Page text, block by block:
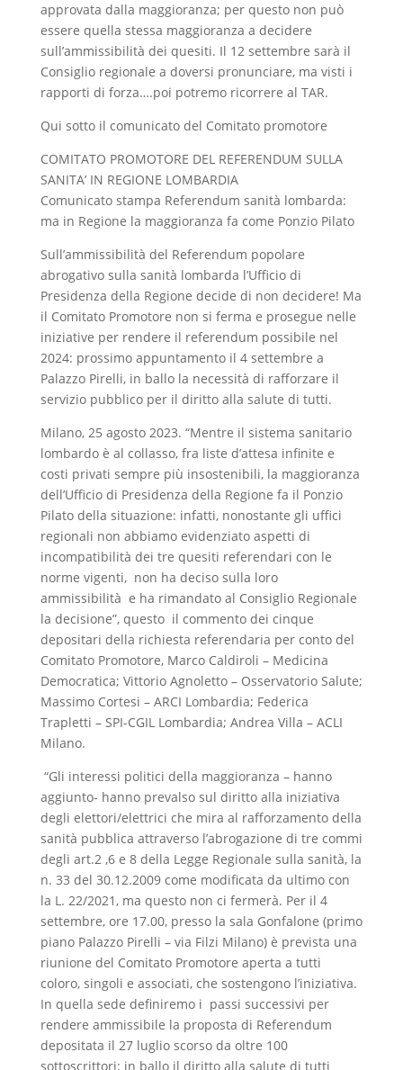
approvata dalla maggioranza; per questo non può
essere quella stessa maggioranza a decidere
sull’ammissibilità dei quesiti. Il 12 settembre sarà il
Consiglio regionale a doversi pronunciare, ma visti i
rapporti di forza….poi potremo ricorrere al TAR.
Qui sotto il comunicato del Comitato promotore
COMITATO PROMOTORE DEL REFERENDUM SULLA
SANITA’ IN REGIONE LOMBARDIA
Comunicato stampa Referendum sanità lombarda:
ma in Regione la maggioranza fa come Ponzio Pilato
Sull’ammissibilità del Referendum popolare
abrogativo sulla sanità lombarda l’Ufficio di
Presidenza della Regione decide di non decidere! Ma
il Comitato Promotore non si ferma e prosegue nelle
iniziative per rendere il referendum possibile nel
2024: prossimo appuntamento il 4 settembre a
Palazzo Pirelli, in ballo la necessità di rafforzare il
servizio pubblico per il diritto alla salute di tutti.
Milano, 25 agosto 2023. “Mentre il sistema sanitario
lombardo è al collasso, fra liste d’attesa infinite e
costi privati sempre più insostenibili, la maggioranza
dell’Ufficio di Presidenza della Regione fa il Ponzio
Pilato della situazione: infatti, nonostante gli uffici
regionali non abbiamo evidenziato aspetti di
incompatibilità dei tre quesiti referendari con le
norme vigenti, non ha deciso sulla loro
ammissibilità e ha rimandato al Consiglio Regionale
la decisione”, questo il commento dei cinque
depositari della richiesta referendaria per conto del
Comitato Promotore, Marco Caldiroli – Medicina
Democratica; Vittorio Agnoletto – Osservatorio Salute;
Massimo Cortesi – ARCI Lombardia; Federica
Trapletti – SPI-CGIL Lombardia; Andrea Villa – ACLI
Milano.
“Gli interessi politici della maggioranza – hanno
aggiunto- hanno prevalso sul diritto alla iniziativa
degli elettori/elettrici che mira al rafforzamento della
sanità pubblica attraverso l’abrogazione di tre commi
degli art.2 ,6 e 8 della Legge Regionale sulla sanità, la
n. 33 del 30.12.2009 come modificata da ultimo con
la L. 22/2021, ma questo non ci fermerà. Per il 4
settembre, ore 17.00, presso la sala Gonfalone (primo
piano Palazzo Pirelli – via Filzi Milano) è prevista una
riunione del Comitato Promotore aperta a tutti
coloro, singoli e associati, che sostengono l’iniziativa.
In quella sede definiremo i passi successivi per
rendere ammissibile la proposta di Referendum
depositata il 27 luglio scorso da oltre 100
sottoscrittori: in ballo il diritto alla salute di tutti